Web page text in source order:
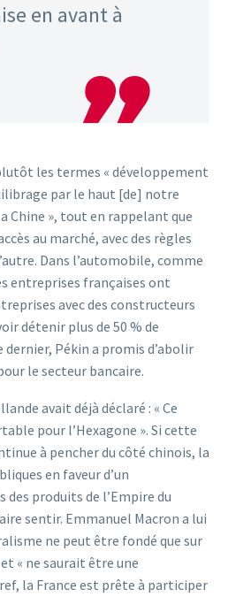
en avant à
les termes « développement
par le haut [de] notre
Chine », tout en rappelant que
au marché, avec des règles
Dans l’automobile, comme
entreprises françaises ont
avec des constructeurs
détenir plus de 50 % de
dernier, Pékin a promis d’abolir
le secteur bancaire.
avait déjà déclaré : « Ce
pour l’Hexagone ». Si cette
à pencher du côté chinois, la
en faveur d’un
produits de l’Empire du
sentir. Emmanuel Macron a lui
ne peut être fondé que sur
« ne saurait être une
la France est prête à participer